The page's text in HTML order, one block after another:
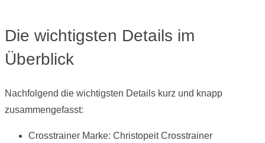
Die wichtigsten Details im
Überblick
Nachfolgend die wichtigsten Details kurz und knapp
zusammengefasst:
Crosstrainer Marke: Christopeit Crosstrainer